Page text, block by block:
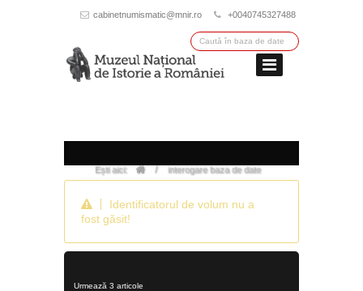
cabinetnumismatic@mnir.ro +0040745327488
Ești aici: / interogare baza de date
Identificatorul de volum nu a
fost găsit!
Urmează 3 articole